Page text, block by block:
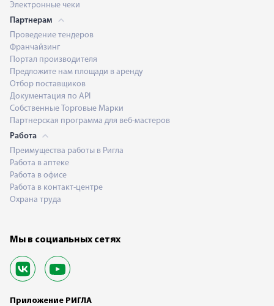
Электронные чеки
Партнерам
Проведение тендеров
Франчайзинг
Портал производителя
Предложите нам площади в аренду
Отбор поставщиков
Документация по API
Собственные Торговые Марки
Партнерская программа для веб-мастеров
Работа
Преимущества работы в Ригла
Работа в аптеке
Работа в офисе
Работа в контакт-центре
Охрана труда
Мы в социальных сетях
Приложение РИГЛА